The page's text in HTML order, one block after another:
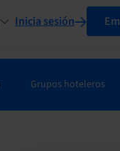
Inicia sesión
Grupos hoteleros